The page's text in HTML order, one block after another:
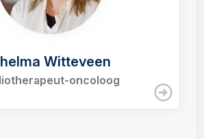
Witteveen
oncoloog